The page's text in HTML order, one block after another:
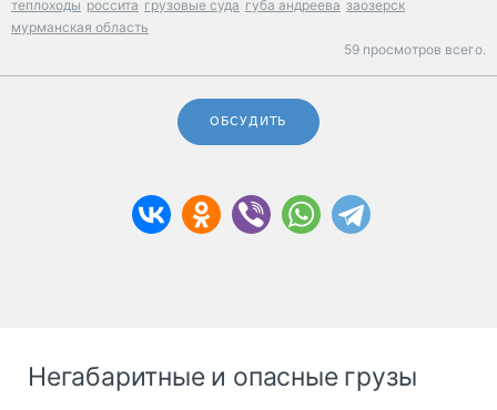
теплоходы россита грузовые суда губа андреева заозерск
мурманская область
59 просмотров всего.
ОБСУДИТЬ
Негабаритные и опасные грузы